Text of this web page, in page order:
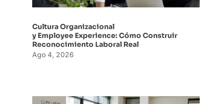
Cultura Organizacional
y Employee Experience: Cómo Construir
Reconocimiento Laboral Real
Ago 4, 2026